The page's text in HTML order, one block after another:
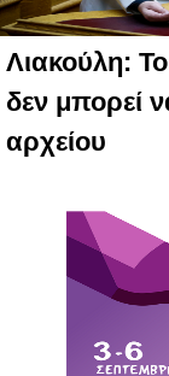
Λιακούλη:
δεν μπορεί
αρχείου